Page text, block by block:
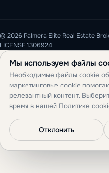
© 2026 Palmera Elite Real Estate
LICENSE 1306924
Мы используем файлы
Необходимые файлы cookie
маркетинговые cookie
релевантный контент.
время в нашей Политике
Отклонить